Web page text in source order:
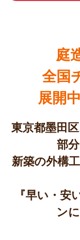
庭
全国
展開
東京都墨田
部
新築の外構
『早い・
ン